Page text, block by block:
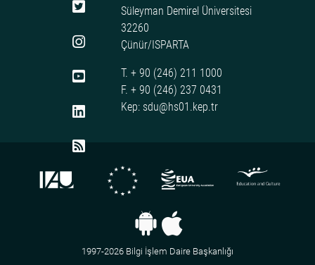
Süleyman Demirel Üniversitesi
32260
Çünür/ISPARTA
T. + 90 (246) 211 1000
F. + 90 (246) 237 0431
Kep: sdu@hs01.kep.tr
1997-2026 Bilgi İşlem Daire Başkanlığı